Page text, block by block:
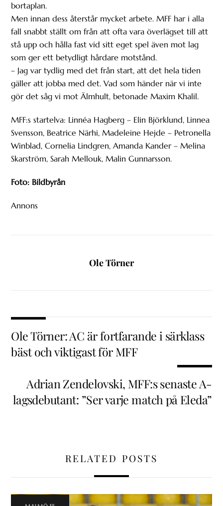
bortaplan.
Men innan dess återstår mycket arbete. MFF har i alla
fall snabbt ställt om från att ofta vara överlägset till att
stå upp och hålla fast vid sitt eget spel även mot lag
som ger ett betydligt hårdare motstånd.
– Jag var tydlig med det från start, att det hela tiden
gäller att jobba med det. Vad som händer när vi inte
gör det såg vi mot Älmhult, betonade Maxim Khalil.
MFF:s startelva: Linnéa Hagberg – Elin Björklund, Linnea
Svensson, Beatrice Närhi, Madeleine Hejde – Petronella
Winblad, Cornelia Lindgren, Amanda Kander – Melina
Skarström, Sarah Mellouk, Malin Gunnarsson.
Foto: Bildbyrån
Annons
Ole Törner
Ole Törner: AC är fortfarande i särklass
bäst och viktigast för MFF
Adrian Zendelovski, MFF:s senaste A-
lagsdebutant: ”Ser varje match på Eleda”
RELATED POSTS